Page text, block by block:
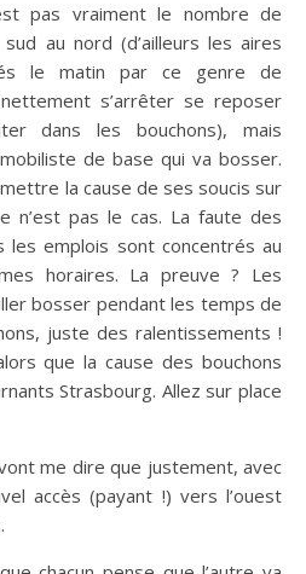
pas vraiment le nombre de
au nord (d’ailleurs les aires
le matin par ce genre de
s’arrêter se reposer
dans les bouchons), mais
de base qui va bosser.
la cause de ses soucis sur
n’est pas le cas. La faute des
les emplois sont concentrés au
horaires. La preuve ? Les
bosser pendant les temps de
juste des ralentissements !
que la cause des bouchons
Strasbourg. Allez sur place
me dire que justement, avec
accès (payant !) vers l’ouest